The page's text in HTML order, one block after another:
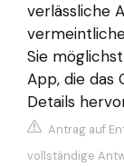
verlässliche
Sie
App, die das
Details
Antrag auf
vollständige